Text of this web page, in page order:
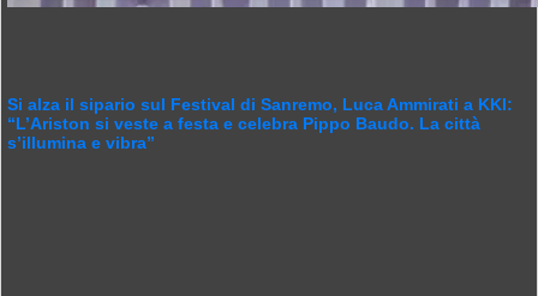
Si alza il sipario sul Festival di Sanremo, Luca Ammirati a KKI:
“L’Ariston si veste a festa e celebra Pippo Baudo. La città
s’illumina e vibra”